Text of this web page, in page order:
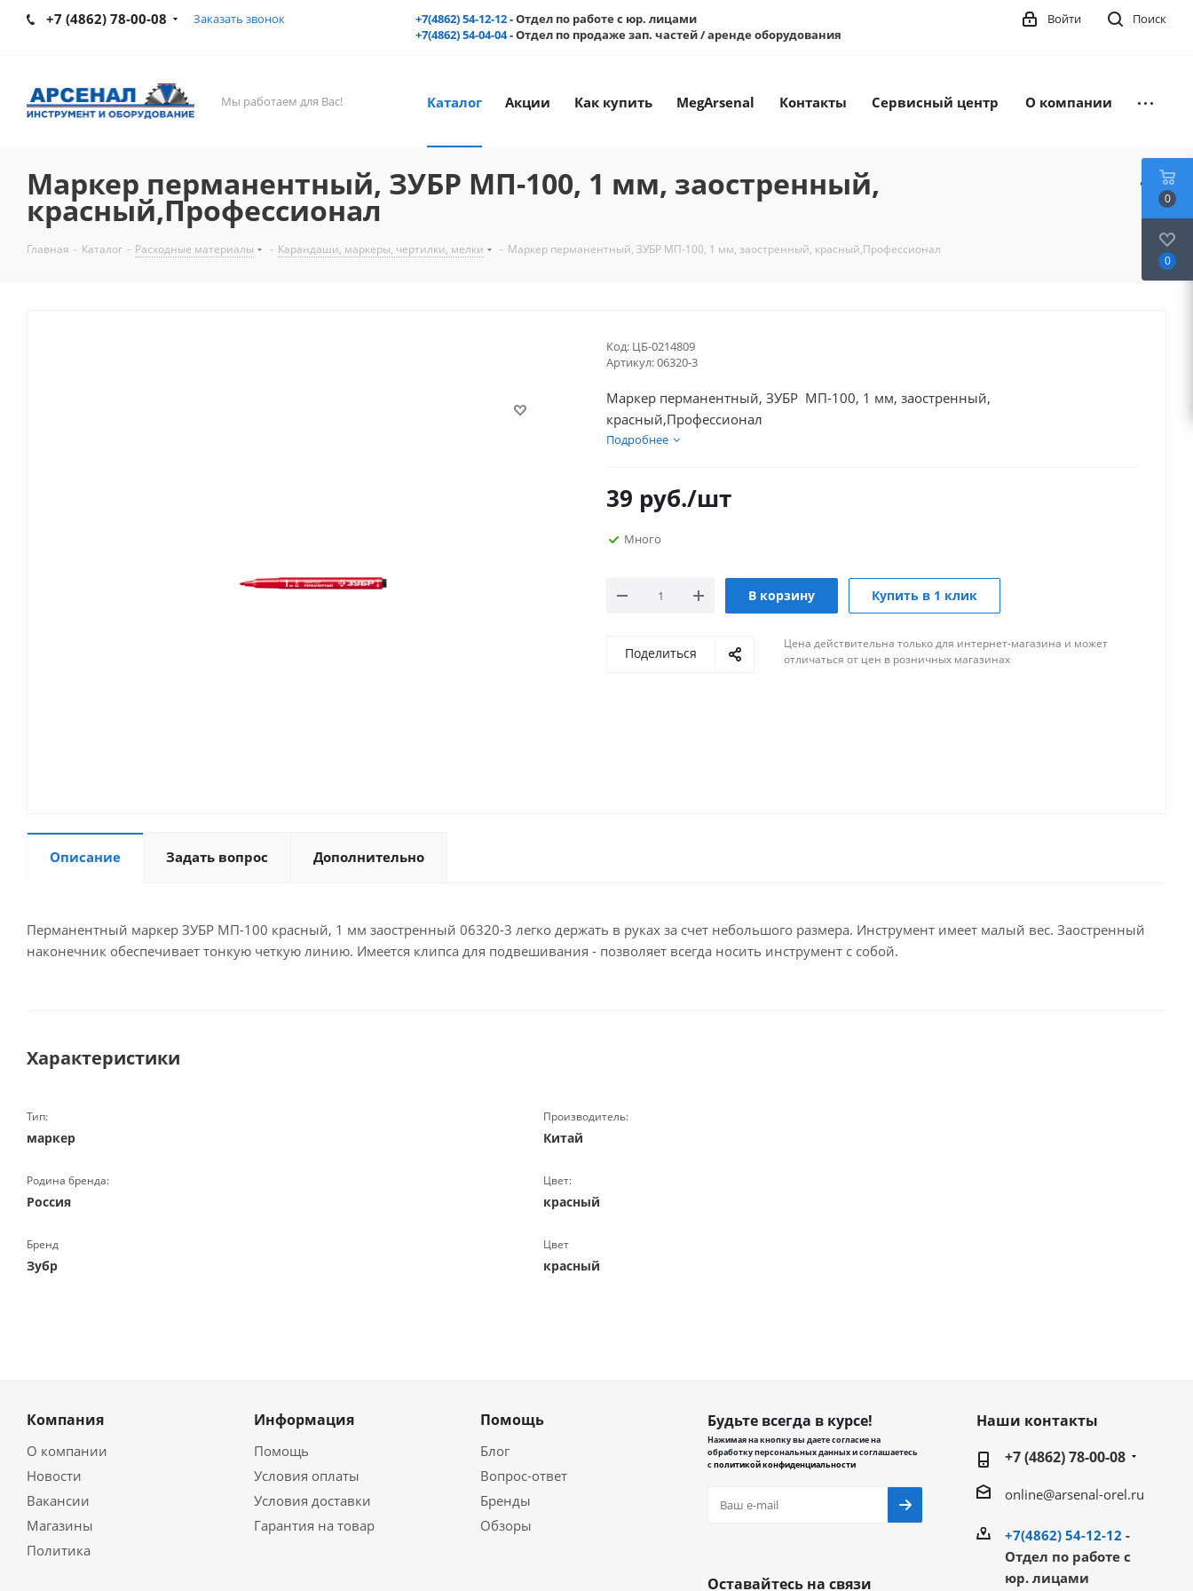
+7 (4862) 78-00-08 Заказать звонок +7(4862) 54-12-12- Отдел по работе с юр. лицами
+7(4862) 54-04-04- Отдел по продаже зап. частей / аренде оборудования
Поиск
Войти
Мы работаем для Вас! Каталог Акции Как купить MegArsenal Контакты Сервисный центр О компании
Маркер перманентный, ЗУБР МП-100, 1 мм, заостренный,
красный,Профессионал
Главная - Каталог - Расходные материалы - Карандаши, маркеры, чертилки, мелки - Маркер перманентный, ЗУБР МП-100, 1 мм, заостренный, красный,Профессионал
Код: ЦБ-0214809
Артикул:06320-3
Маркер перманентный, ЗУБР МП-100, 1 мм, заостренный,
красный,Профессионал
Подробнее
39 руб./шт
Много
В корзину Купить в 1 клик
Поделиться
Цена действительна только для интернет-магазина и может
отличаться от цен в розничных магазинах
Описание Задать вопрос Дополнительно
Перманентный маркер ЗУБР МП-100 красный, 1 мм заостренный 06320-3 легко держать в руках за счет небольшого размера. Инструмент имеет малый вес. Заостренный
наконечник обеспечивает тонкую четкую линию. Имеется клипса для подвешивания - позволяет всегда носить инструмент с собой.
Характеристики
Тип:
маркер
Производитель:
Китай
Родина бренда:
Россия
Цвет:
красный
Бренд
Зубр
Цвет
красный
Компания
О компании
Новости
Вакансии
Магазины
Политика
Информация
Помощь
Условия оплаты
Условия доставки
Гарантия на товар
Помощь
Блог
Вопрос-ответ
Бренды
Обзоры
Будьте всегда в курсе!
Нажимая на кнопку вы даете согласие на
обработку персональных данных и соглашаетесь
сполитикой конфиденциальности
Оставайтесь на связи
Наши контакты
+7 (4862) 78-00-08
online@arsenal-orel.ru
+7(4862) 54-12-12 -
Отдел по работе с
юр. лицами
0
0